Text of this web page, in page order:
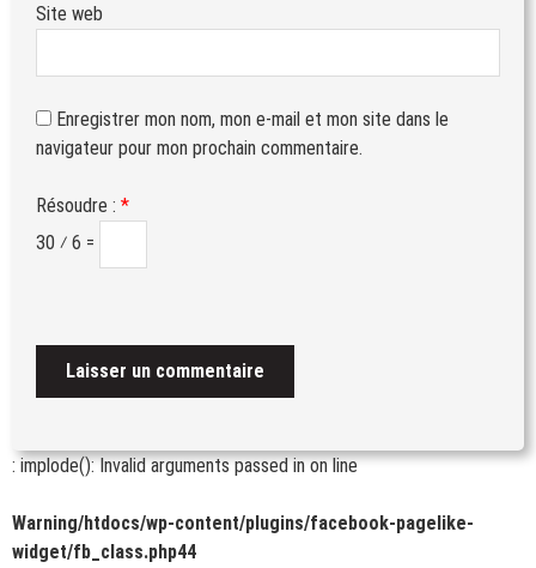
Site web
Enregistrer mon nom, mon e-mail et mon site dans le
navigateur pour mon prochain commentaire.
Résoudre : *
30 ⁄ 6 =
: implode(): Invalid arguments passed inon line
Warning/htdocs/wp-content/plugins/facebook-pagelike-
widget/fb_class.php44